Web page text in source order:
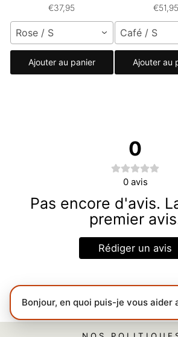
€37,95
Rose / S
Ajouter au panier
€51,95
Café / S
Ajouter au
0
0 avis
Pas encore d'avis.
premier
Rédiger un avis
Bonjour, en quoi puis-je vous aider